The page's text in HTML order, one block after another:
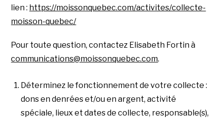
lien : https://moissonquebec.com/activites/collecte-
moisson-quebec/
Pour toute question, contactez Elisabeth Fortin à
communications@moissonquebec.com.
Déterminez le fonctionnement de votre collecte :
dons en denrées et/ou en argent, activité
spéciale, lieux et dates de collecte, responsable(s),